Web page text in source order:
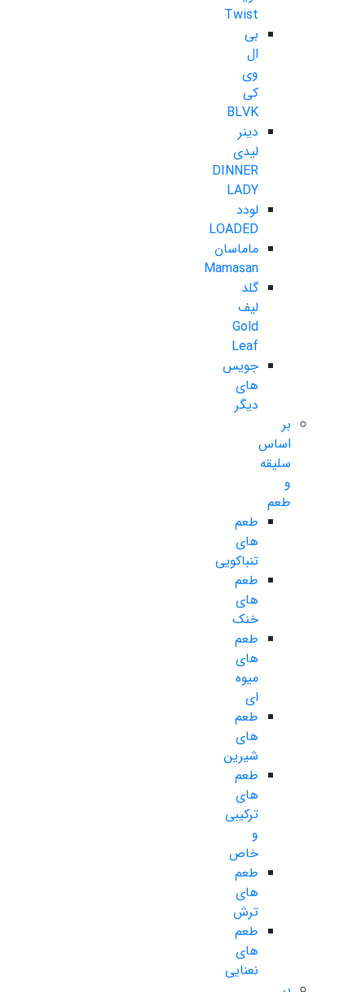
Twist
بی
ال
وی
کی
BLVK
دینر
لیدی
DINNER
LADY
لودد
LOADED
ماماسان
Mamasan
گلد
لیف
Gold
Leaf
جویس
های
دیگر
بر
اساس
سلیقه
و
طعم
طعم
های
تنباکویی
طعم
های
خنک
طعم
های
میوه
ای
طعم
های
شیرین
طعم
های
ترکیبی
و
خاص
طعم
های
ترش
طعم
های
نعنایی